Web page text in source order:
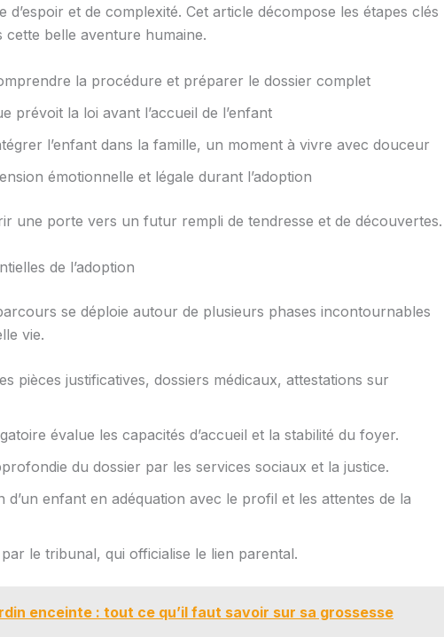
et de complexité. Cet article décompose les étapes clés
belle aventure humaine.
la procédure et préparer le dossier complet
prévoit la loi avant l’accueil de l’enfant
l’enfant dans la famille, un moment à vivre avec douceur
émotionnelle et légale durant l’adoption
une porte vers un futur rempli de tendresse et de découvertes.
de l’adoption
se déploie autour de plusieurs phases incontournables
vie.
pièces justificatives, dossiers médicaux, attestations sur
évalue les capacités d’accueil et la stabilité du foyer.
du dossier par les services sociaux et la justice.
d’un enfant en adéquation avec le profil et les attentes de la
le tribunal, qui officialise le lien parental.
enceinte : tout ce qu’il faut savoir sur sa grossesse